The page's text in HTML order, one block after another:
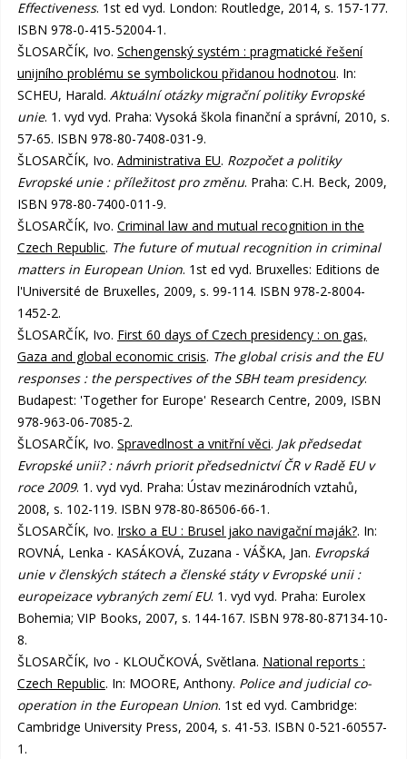
Effectiveness. 1st ed vyd. London: Routledge, 2014, s. 157-177.
ISBN 978-0-415-52004-1.
ŠLOSARČÍK, Ivo. Schengenský systém : pragmatické řešení
unijního problému se symbolickou přidanou hodnotou. In:
SCHEU, Harald. Aktuální otázky migrační politiky Evropské
unie. 1. vyd vyd. Praha: Vysoká škola finanční a správní, 2010, s.
57-65. ISBN 978-80-7408-031-9.
ŠLOSARČÍK, Ivo. Administrativa EU. Rozpočet a politiky
Evropské unie : příležitost pro změnu. Praha: C.H. Beck, 2009,
ISBN 978-80-7400-011-9.
ŠLOSARČÍK, Ivo. Criminal law and mutual recognition in the
Czech Republic. The future of mutual recognition in criminal
matters in European Union. 1st ed vyd. Bruxelles: Editions de
l'Université de Bruxelles, 2009, s. 99-114. ISBN 978-2-8004-
1452-2.
ŠLOSARČÍK, Ivo. First 60 days of Czech presidency : on gas,
Gaza and global economic crisis. The global crisis and the EU
responses : the perspectives of the SBH team presidency.
Budapest: 'Together for Europe' Research Centre, 2009, ISBN
978-963-06-7085-2.
ŠLOSARČÍK, Ivo. Spravedlnost a vnitřní věci. Jak předsedat
Evropské unii? : návrh priorit předsednictví ČR v Radě EU v
roce 2009. 1. vyd vyd. Praha: Ústav mezinárodních vztahů,
2008, s. 102-119. ISBN 978-80-86506-66-1.
ŠLOSARČÍK, Ivo. Irsko a EU : Brusel jako navigační maják?. In:
ROVNÁ, Lenka - KASÁKOVÁ, Zuzana - VÁŠKA, Jan. Evropská
unie v členských státech a členské státy v Evropské unii :
europeizace vybraných zemí EU. 1. vyd vyd. Praha: Eurolex
Bohemia; VIP Books, 2007, s. 144-167. ISBN 978-80-87134-10-
8.
ŠLOSARČÍK, Ivo - KLOUČKOVÁ, Světlana. National reports :
Czech Republic. In: MOORE, Anthony. Police and judicial co-
operation in the European Union. 1st ed vyd. Cambridge:
Cambridge University Press, 2004, s. 41-53. ISBN 0-521-60557-
1.